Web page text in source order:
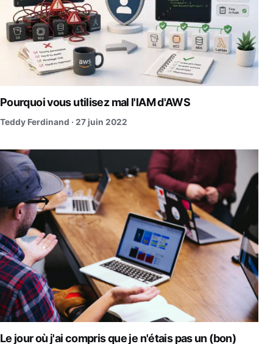
Pourquoi vous utilisez mal l'IAM d'AWS
Teddy Ferdinand · 27 juin 2022
Le jour où j'ai compris que je n'étais pas un (bon)